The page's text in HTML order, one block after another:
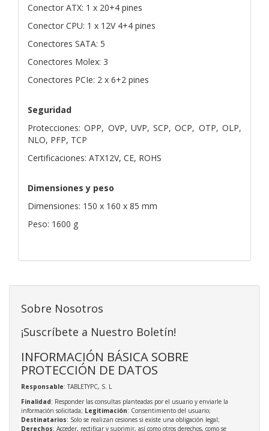
Conector ATX: 1 x 20+4 pines
Conector CPU: 1 x 12V 4+4 pines
Conectores SATA: 5
Conectores Molex: 3
Conectores PCIe: 2 x 6+2 pines
Seguridad
Protecciones: OPP, OVP, UVP, SCP, OCP, OTP, OLP,
NLO, PFP, TCP
Certificaciones: ATX12V, CE, ROHS
Dimensiones y peso
Dimensiones: 150 x 160 x 85 mm
Peso: 1600 g
Sobre Nosotros
¡Suscríbete a Nuestro Boletín!
INFORMACIÓN BÁSICA SOBRE
PROTECCIÓN DE DATOS
Responsable: TABLETYPC, S. L
Finalidad: Responder las consultas planteadas por el usuario y enviarle la
información solicitada; Legitimación: Consentimiento del usuario;
Destinatarios: Solo se realizan cesiones si existe una obligación legal;
Derechos: Acceder, rectificar y suprimir, así como otros derechos, como se